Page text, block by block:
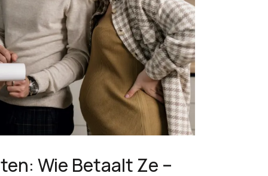
Wie Betaalt Ze –